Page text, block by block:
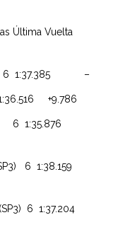
Vuelta
6 1:37.385 –
+9.786
6 1:35.876
6 1:38.159
6 1:37.204